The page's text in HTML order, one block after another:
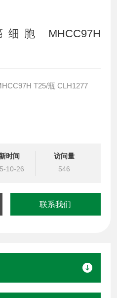
胞 MHCC97H
T25/瓶 CLH1277
时间
10-26
访问量
546
联系我们